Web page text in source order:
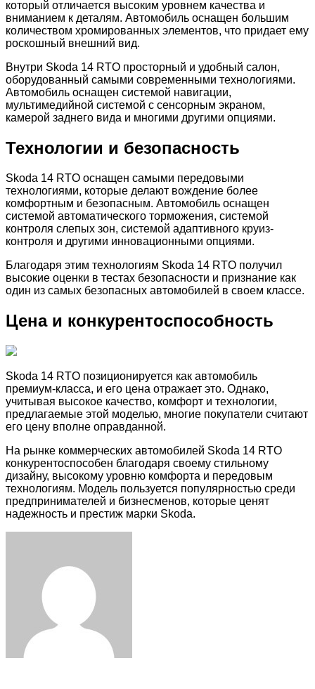
который отличается высоким уровнем качества и
вниманием к деталям. Автомобиль оснащен большим
количеством хромированных элементов, что придает ему
роскошный внешний вид.
Внутри Skoda 14 RTO просторный и удобный салон,
оборудованный самыми современными технологиями.
Автомобиль оснащен системой навигации,
мультимедийной системой с сенсорным экраном,
камерой заднего вида и многими другими опциями.
Технологии и безопасность
Skoda 14 RTO оснащен самыми передовыми
технологиями, которые делают вождение более
комфортным и безопасным. Автомобиль оснащен
системой автоматического торможения, системой
контроля слепых зон, системой адаптивного круиз-
контроля и другими инновационными опциями.
Благодаря этим технологиям Skoda 14 RTO получил
высокие оценки в тестах безопасности и признание как
один из самых безопасных автомобилей в своем классе.
Цена и конкурентоспособность
Skoda 14 RTO позиционируется как автомобиль
премиум-класса, и его цена отражает это. Однако,
учитывая высокое качество, комфорт и технологии,
предлагаемые этой моделью, многие покупатели считают
его цену вполне оправданной.
На рынке коммерческих автомобилей Skoda 14 RTO
конкурентоспособен благодаря своему стильному
дизайну, высокому уровню комфорта и передовым
технологиям. Модель пользуется популярностью среди
предпринимателей и бизнесменов, которые ценят
надежность и престиж марки Skoda.